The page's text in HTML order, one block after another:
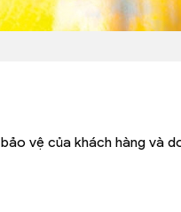
vệ của khách hàng và